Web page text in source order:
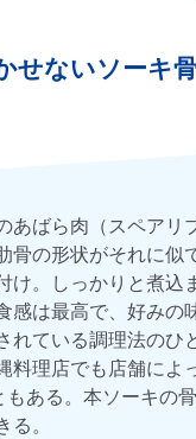
せないソーキ
あばら肉（スペア
骨の形状がそれに
け。しっかりと煮
感は最高で、好み
れている調理法の
料理店でも店舗に
ある。本ソーキの
。